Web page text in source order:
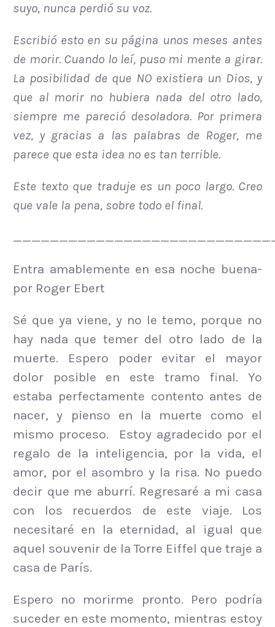
suyo, nunca perdió su voz.
Escribió esto en su página unos meses antes
de morir. Cuando lo leí, puso mi mente a girar.
La posibilidad de que NO existiera un Dios, y
que al morir no hubiera nada del otro lado,
siempre me pareció desoladora. Por primera
vez, y gracias a las palabras de Roger, me
parece que esta idea no es tan terrible.
Este texto que traduje es un poco largo. Creo
que vale la pena, sobre todo el final.
Entra amablemente en esa noche buena-
por Roger Ebert
Sé que ya viene, y no le temo, porque no
hay nada que temer del otro lado de la
muerte. Espero poder evitar el mayor
dolor posible en este tramo final. Yo
estaba perfectamente contento antes de
nacer, y pienso en la muerte como el
mismo proceso. Estoy agradecido por el
regalo de la inteligencia, por la vida, el
amor, por el asombro y la risa. No puedo
decir que me aburrí. Regresaré a mi casa
con los recuerdos de este viaje. Los
necesitaré en la eternidad, al igual que
aquel souvenir de la Torre Eiffel que traje a
casa de París.
Espero no morirme pronto. Pero podría
suceder en este momento, mientras estoy